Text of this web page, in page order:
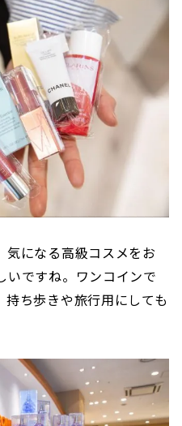
気になる高級コスメをお
いですね。ワンコインで
ち歩きや旅行用にしても